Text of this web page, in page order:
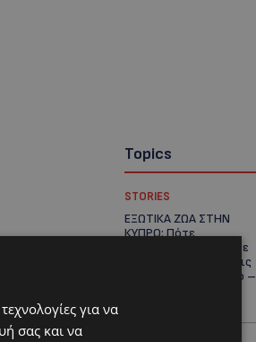
Topics
STORIES
ΕΞΩΤΙΚΑ ΖΩΑ ΣΤΗΝ
ΚΥΠΡΟ: Πότε
επιτρέπεται και πότε
απαγορεύεται να έχεις
μαϊμού ως κατοικίδιο –
για να
σας και να